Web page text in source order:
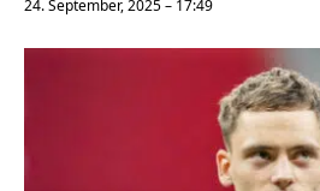
24. September, 2025 – 17:49